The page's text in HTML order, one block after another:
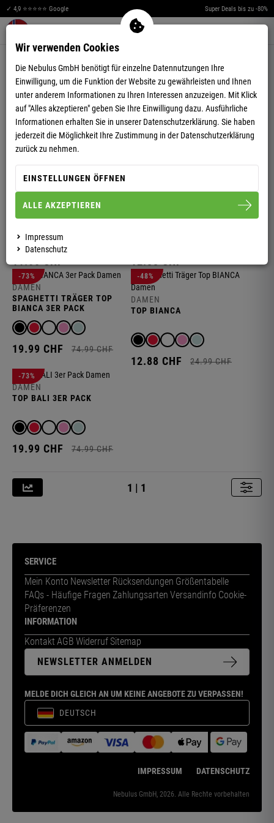
✓ 4,9 ⭐⭐⭐⭐⭐ Google Super Deals bis zu -80%
Warenkorb aufklappen
T-SHIRTS
DAMEN
T-SHIRT MAYA
17.13 CHF 19.99 CHF
DAMEN
T-SHIRT ARIELLE
T-SHIRT ARIA
DAMEN
SPAGHETTI TRÄGER TOP
BIANCA 3ER PACK
19.99 CHF 74.99 CHF
-73%
DAMEN
TOP BIANCA
12.88 CHF 24.99 CHF
-48%
DAMEN
TOP BALI 3ER PACK
19.99 CHF 74.99 CHF
-73%
1 | 1
SERVICE
Mein Konto Newsletter Rücksendungen Größentabelle
FAQs - Häufige Fragen Zahlungsarten Versandinfo Cookie-
Präferenzen
INFORMATION
Kontakt AGB Widerruf Sitemap
NEWSLETTER ANMELDEN
MELDE DICH GLEICH AN UM KEINE ANGEBOTE ZU VERPASSEN!
DEUTSCH
IMPRESSUM DATENSCHUTZ
Nebulus GmbH, 2026. Alle Rechte vorbehalten
Wir verwenden Cookies
Die Nebulus GmbH benötigt für einzelne Datennutzungen Ihre
Einwilligung, um die Funktion der Website zu gewährleisten und Ihnen
unter anderem Informationen zu Ihren Interessen anzuzeigen. Mit Klick
auf "Alles akzeptieren" geben Sie Ihre Einwilligung dazu. Ausführliche
Informationen erhalten Sie in unserer Datenschutzerklärung. Sie haben
jederzeit die Möglichkeit Ihre Zustimmung in der Datenschutzerklärung
zurück zu nehmen.
EINSTELLUNGEN ÖFFNEN
ALLE AKZEPTIEREN
Impressum
Datenschutz